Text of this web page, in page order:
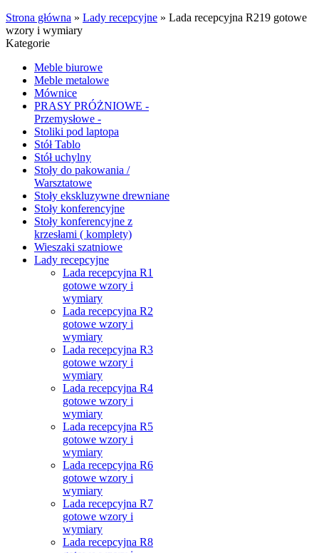
Strona główna » Lady recepcyjne » Lada recepcyjna R219 gotowe
wzory i wymiary
Kategorie
Meble biurowe
Meble metalowe
Mównice
PRASY PRÓŻNIOWE -
Przemysłowe -
Stoliki pod laptopa
Stół Tablo
Stół uchylny
Stoły do pakowania /
Warsztatowe
Stoły ekskluzywne drewniane
Stoły konferencyjne
Stoły konferencyjne z
krzesłami ( komplety)
Wieszaki szatniowe
Lady recepcyjne
Lada recepcyjna R1
gotowe wzory i
wymiary
Lada recepcyjna R2
gotowe wzory i
wymiary
Lada recepcyjna R3
gotowe wzory i
wymiary
Lada recepcyjna R4
gotowe wzory i
wymiary
Lada recepcyjna R5
gotowe wzory i
wymiary
Lada recepcyjna R6
gotowe wzory i
wymiary
Lada recepcyjna R7
gotowe wzory i
wymiary
Lada recepcyjna R8